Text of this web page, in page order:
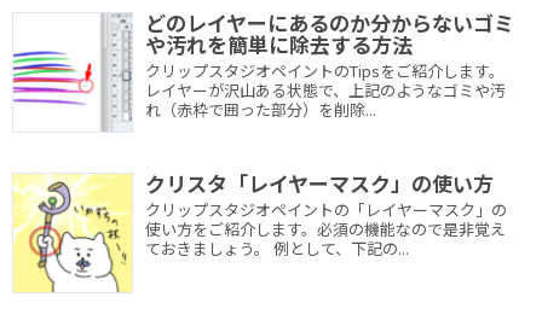
どのレイヤーにあるのか分からないゴミ
や汚れを簡単に除去する方法
クリップスタジオペイントのTipsをご紹介します。
レイヤーが沢山ある状態で、上記のようなゴミや汚
れ（赤枠で囲った部分）を削除...
クリスタ「レイヤーマスク」の使い方
クリップスタジオペイントの「レイヤーマスク」の
使い方をご紹介します。必須の機能なので是非覚え
ておきましょう。 例として、下記の...